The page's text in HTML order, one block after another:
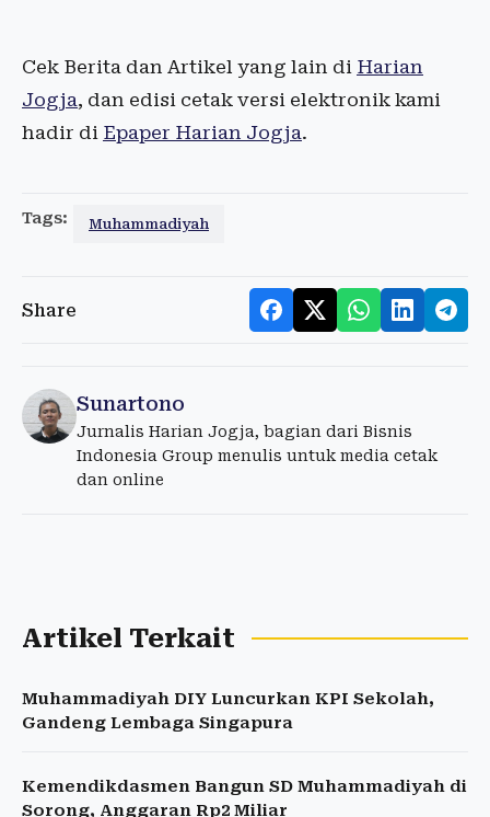
Cek Berita dan Artikel yang lain di Harian
Jogja, dan edisi cetak versi elektronik kami
hadir di Epaper Harian Jogja.
Tags: Muhammadiyah
Share
Sunartono
Jurnalis Harian Jogja, bagian dari Bisnis
Indonesia Group menulis untuk media cetak
dan online
Artikel Terkait
Muhammadiyah DIY Luncurkan KPI Sekolah,
Gandeng Lembaga Singapura
Kemendikdasmen Bangun SD Muhammadiyah di
Sorong, Anggaran Rp2 Miliar